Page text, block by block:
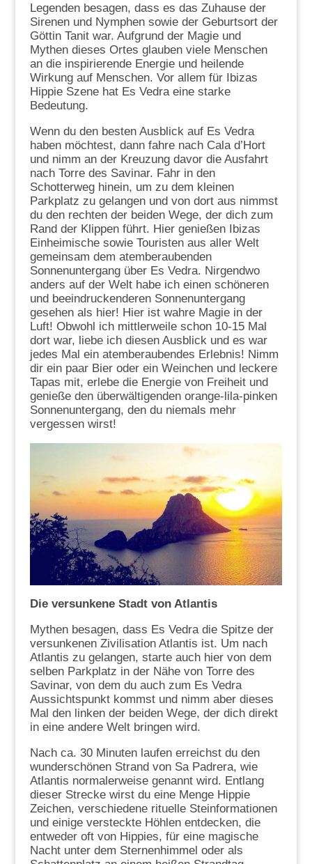
Legenden besagen, dass es das Zuhause der
Sirenen und Nymphen sowie der Geburtsort der
Göttin Tanit war. Aufgrund der Magie und
Mythen dieses Ortes glauben viele Menschen
an die inspirierende Energie und heilende
Wirkung auf Menschen. Vor allem für Ibizas
Hippie Szene hat Es Vedra eine starke
Bedeutung.
Wenn du den besten Ausblick auf Es Vedra
haben möchtest, dann fahre nach Cala d’Hort
und nimm an der Kreuzung davor die Ausfahrt
nach Torre des Savinar. Fahr in den
Schotterweg hinein, um zu dem kleinen
Parkplatz zu gelangen und von dort aus nimmst
du den rechten der beiden Wege, der dich zum
Rand der Klippen führt. Hier genießen Ibizas
Einheimische sowie Touristen aus aller Welt
gemeinsam dem atemberaubenden
Sonnenuntergang über Es Vedra. Nirgendwo
anders auf der Welt habe ich einen schöneren
und beeindruckenderen Sonnenuntergang
gesehen als hier! Hier ist wahre Magie in der
Luft! Obwohl ich mittlerweile schon 10-15 Mal
dort war, liebe ich diesen Ausblick und es war
jedes Mal ein atemberaubendes Erlebnis! Nimm
dir ein paar Bier oder ein Weinchen und leckere
Tapas mit, erlebe die Energie von Freiheit und
genieße den überwältigenden orange-lila-pinken
Sonnenuntergang, den du niemals mehr
vergessen wirst!
Die versunkene Stadt von Atlantis
Mythen besagen, dass Es Vedra die Spitze der
versunkenen Zivilisation Atlantis ist. Um nach
Atlantis zu gelangen, starte auch hier von dem
selben Parkplatz in der Nähe von Torre des
Savinar, von dem du auch zum Es Vedra
Aussichtspunkt kommst und nimm aber dieses
Mal den linken der beiden Wege, der dich direkt
in eine andere Welt bringen wird.
Nach ca. 30 Minuten laufen erreichst du den
wunderschönen Strand von Sa Padrera, wie
Atlantis normalerweise genannt wird. Entlang
dieser Strecke wirst du eine Menge Hippie
Zeichen, verschiedene rituelle Steinformationen
und einige versteckte Höhlen entdecken, die
entweder oft von Hippies, für eine magische
Nacht unter dem Sternenhimmel oder als